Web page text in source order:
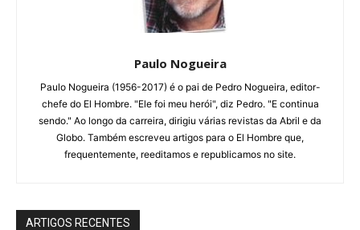
Paulo Nogueira
Paulo Nogueira (1956-2017) é o pai de Pedro Nogueira, editor-
chefe do El Hombre. "Ele foi meu herói", diz Pedro. "E continua
sendo." Ao longo da carreira, dirigiu várias revistas da Abril e da
Globo. Também escreveu artigos para o El Hombre que,
frequentemente, reeditamos e republicamos no site.
ARTIGOS RECENTES